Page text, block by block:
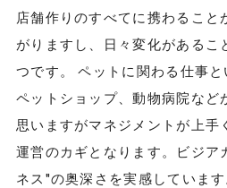
店舗作りのすべてに携わること
がりますし、日々変化があるこ
つです。 ペットに関わる仕事
ペットショップ、動物病院など
思いますがマネジメントが上手
運営のカギとなります。ビジア
ネス"の奥深さを実感しています